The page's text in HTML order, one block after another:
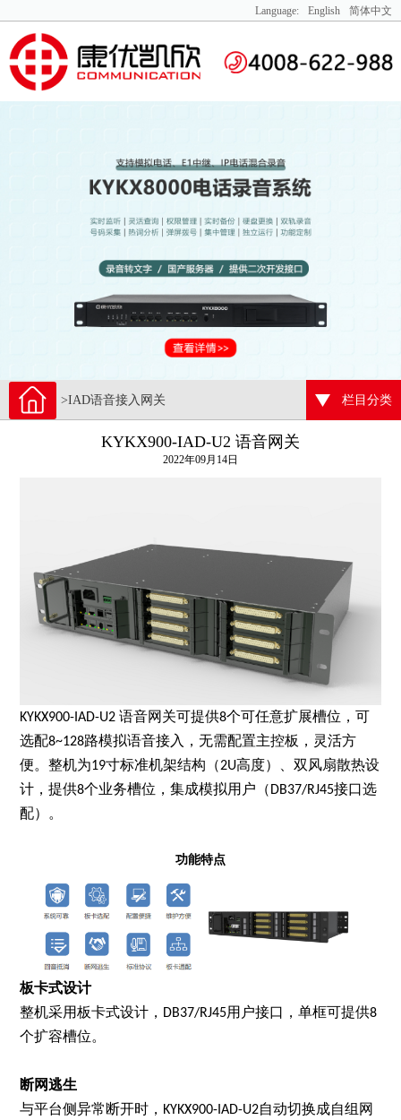
Language: English 简体中文
>IAD语音接入网关 栏目分类
KYKX900-IAD-U2 语音网关
2022年09月14日
KYKX900-IAD-U2语音网关可提供8个可任意扩展槽位，可
选配8~128路模拟语音接入，无需配置主控板，灵活方
便。整机为19寸标准机架结构（2U高度）、双风扇散热设
计，提供8个业务槽位，集成模拟用户（ DB37/RJ45接口选
配）。
功能特点
板卡式设计
整机采用板卡式设计， DB37/RJ45用户接口，单框可提供8
个扩容槽位。
断网逃生
与平台侧异常断开时， KYKX900-IAD-U2自动切换成自组网